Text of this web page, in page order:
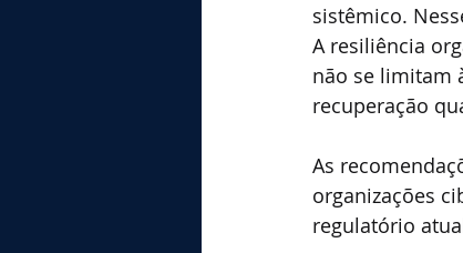
sistêmico.
A resiliência
não se limitam
recuperação
As
organizações
regulatório